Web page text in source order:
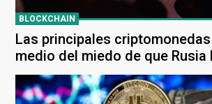
BLOCKCHAIN
Las principales
medio del miedo de que
para evadir sanciones